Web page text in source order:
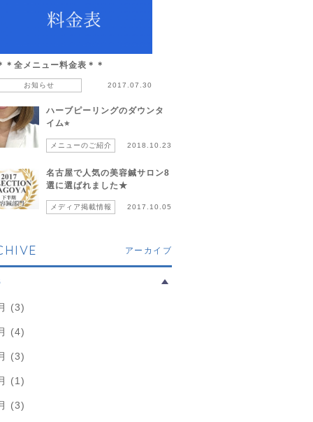
＊全メニュー料金表＊＊
お知らせ 2017.07.30
ハーブピーリングのダウンタ
イム⭐︎
メニューのご紹介 2018.10.23
名古屋で人気の美容鍼サロン8
選に選ばれました★
メディア掲載情報 2017.10.05
アーカイブ
(3)
(4)
(3)
(1)
(3)